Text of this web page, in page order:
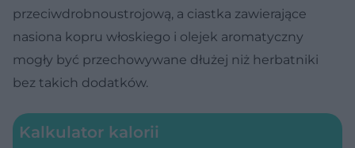
przeciwdrobnoustrojową, a ciastka zawierające
nasiona kopru włoskiego i olejek aromatyczny
mogły być przechowywane dłużej niż herbatniki
bez takich dodatków.
Kalkulator kalorii